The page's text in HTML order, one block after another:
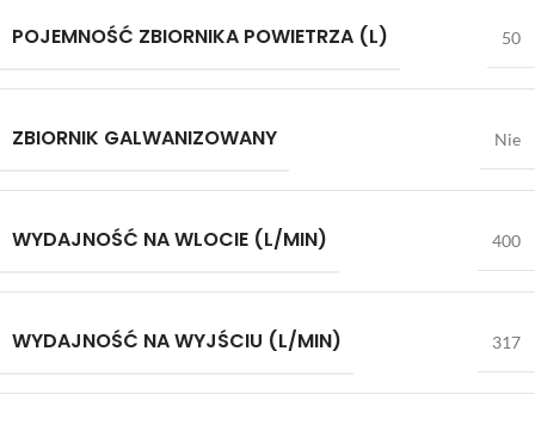
POJEMNOŚĆ ZBIORNIKA POWIETRZA (L) 50
ZBIORNIK GALWANIZOWANY Nie
WYDAJNOŚĆ NA WLOCIE (L/MIN) 400
WYDAJNOŚĆ NA WYJŚCIU (L/MIN) 317